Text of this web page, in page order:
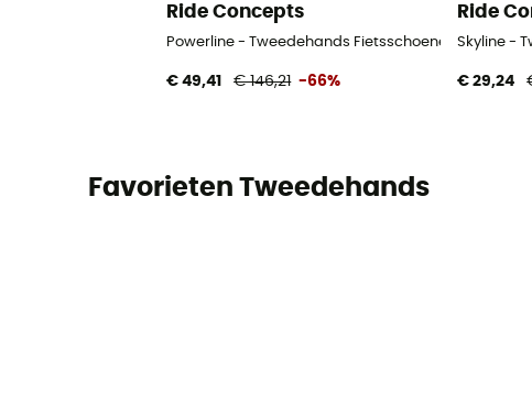
Ride Concepts
Powerline - Tweedehands Fietsschoenen - Heren -
€ 49,41 € 146,21 -66%
Ride
Skyline -
€ 29,24
Favorieten Tweedehands